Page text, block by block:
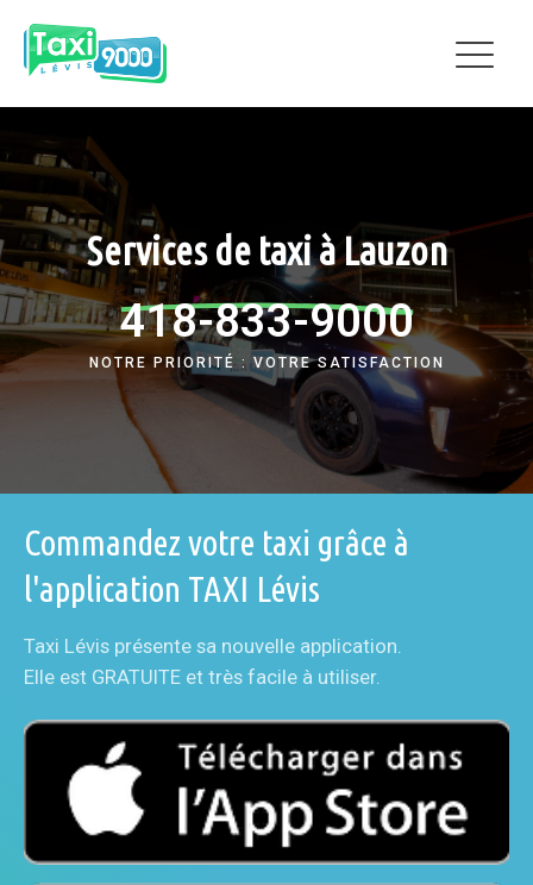
Services de taxi à Lauzon
418-833-9000
NOTRE PRIORITÉ : VOTRE SATISFACTION
Commandez votre taxi grâce à
l'application TAXI Lévis
Taxi Lévis présente sa nouvelle application.
Elle est GRATUITE et très facile à utiliser.